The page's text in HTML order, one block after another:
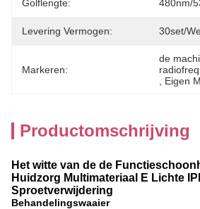
Golflengte: 480nm/
Levering Vermogen: 30set/
Markeren:
de
Eigen
Productomschrijving
Het witte van de de
Huidzorg Multimateriaal E Lichte
Sproetverwijdering
Behandelingswaaier